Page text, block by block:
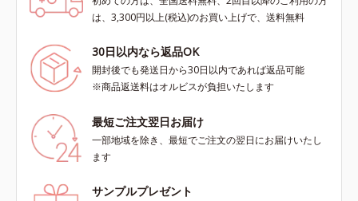
は、3,300円以上(税込)のお買い上げで、送料無料
30日以内なら返品OK
開封後でも発送日から30日以内であれば返品可能
※商品返送料はオルビスが負担いたします
最短ご注文翌日お届け
一部地域を除き、最短でご注文の翌日にお届けいたし
ます
サンプルプレゼント